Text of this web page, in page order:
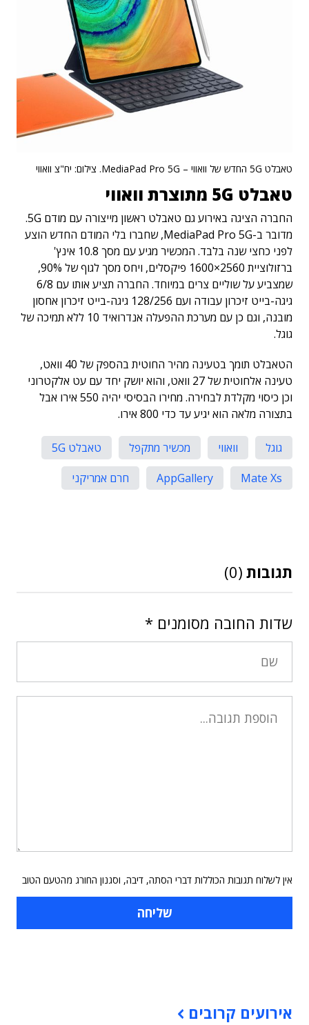
טאבלט 5G החדש של וואווי – MediaPad Pro 5G. צילום: יח"צ וואווי
טאבלט 5G מתוצרת וואווי
החברה הציגה באירוע גם טאבלט ראשון מייצורה עם מודם 5G.
מדובר ב-MediaPad Pro 5G, שחברו בלי המודם החדש הוצע
לפני כחצי שנה בלבד. המכשיר מגיע עם מסך 10.8 אינץ'
ברזולוציית 2560×1600 פיקסלים, ויחס מסך לגוף של 90%,
שמצביע על שוליים צרים במיוחד. החברה תציע אותו עם 6/8
גיגה-בייט זיכרון עבודה ועם 128/256 גיגה-בייט זיכרון אחסון
מובנה, וגם כן עם מערכת ההפעלה אנדרואיד 10 ללא תמיכה של
גוגל.
הטאבלט תומך בטעינה מהיר החוטית בהספק של 40 וואט,
טעינה אלחוטית של 27 וואט, והוא יושק יחד עם עט אלקטרוני
וכן כיסוי מקלדת לבחירה. מחירו הבסיסי יהיה 550 אירו אבל
בתצורה מלאה הוא יגיע עד כדי 800 אירו.
גוגל וואווי מכשיר מתקפל
טאבלט 5G
Mate Xs
AppGallery חרם אמריקני
תגובות (0)
שדות החובה מסומנים *
אין לשלוח תגובות הכוללות דברי הסתה, דיבה, וסגנון החורג מהטעם הטוב
אירועים קרובים